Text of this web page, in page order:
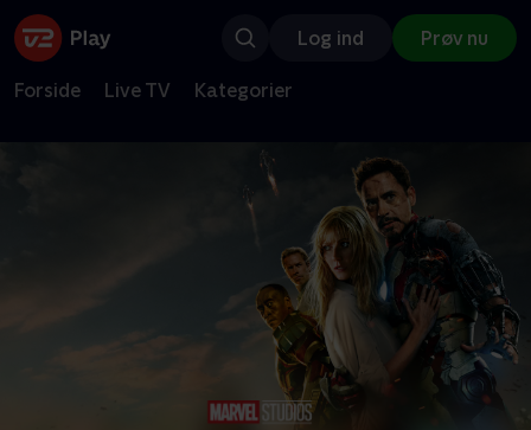
Log ind Prøv nu
Forside Live TV Kategorier